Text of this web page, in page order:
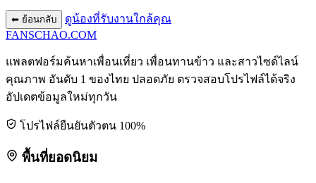
⬅ ย้อนกลับ
ดูน้องที่รับงานใกล้คุณ
FANSCHAO.COM
แพลตฟอร์มค้นหาเพื่อนเที่ยว เพื่อนทานข้าว และสาวไซด์ไลน์
คุณภาพ อันดับ 1 ของไทย ปลอดภัย ตรวจสอบโปรไฟล์ได้จริง
อัปเดตข้อมูลใหม่ทุกวัน
โปรไฟล์ยืนยันตัวตน 100%
พื้นที่ยอดนิยม